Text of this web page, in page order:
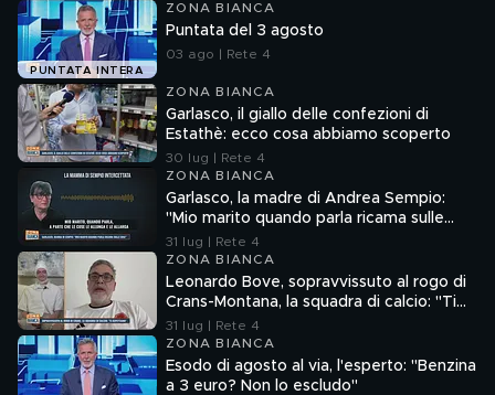
PUNTATA INTERA
ZONA BIANCA
Puntata del 3 agosto
03 ago | Rete 4
ZONA BIANCA
Garlasco, il giallo delle confezioni di
Estathè: ecco cosa abbiamo scoperto
30 lug | Rete 4
ZONA BIANCA
Garlasco, la madre di Andrea Sempio:
"Mio marito quando parla ricama sulle
cose"
31 lug | Rete 4
ZONA BIANCA
Leonardo Bove, sopravvissuto al rogo di
Crans-Montana, la squadra di calcio: "Ti
aspettiamo"
31 lug | Rete 4
ZONA BIANCA
Esodo di agosto al via, l'esperto: "Benzina
a 3 euro? Non lo escludo"